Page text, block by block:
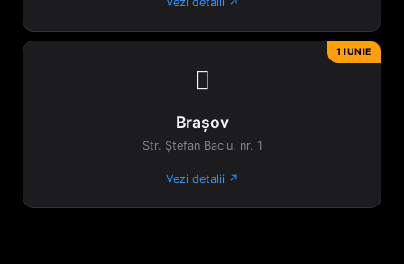
1 IUNIE

Brașov
Str. Ștefan Baciu, nr. 1
Vezi detalii ↗